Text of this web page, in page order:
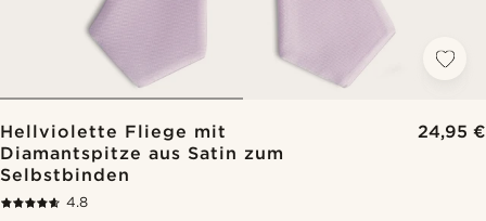
Hellviolette Fliege mit
Diamantspitze aus Satin zum
Selbstbinden
24,95 €
4.8